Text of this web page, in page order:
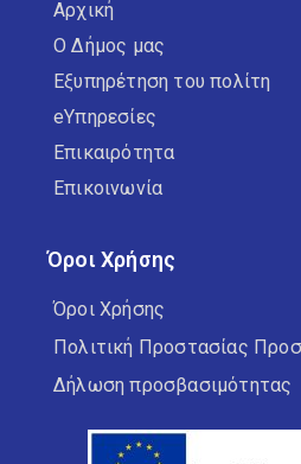
Αρχική
Ο Δήμος μας
Εξυπηρέτηση του πολίτη
eΥπηρεσίες
Επικαιρότητα
Επικοινωνία
Όροι Χρήσης
Όροι Χρήσης
Πολιτική Προστασίας
Δήλωση προσβασιμότητας